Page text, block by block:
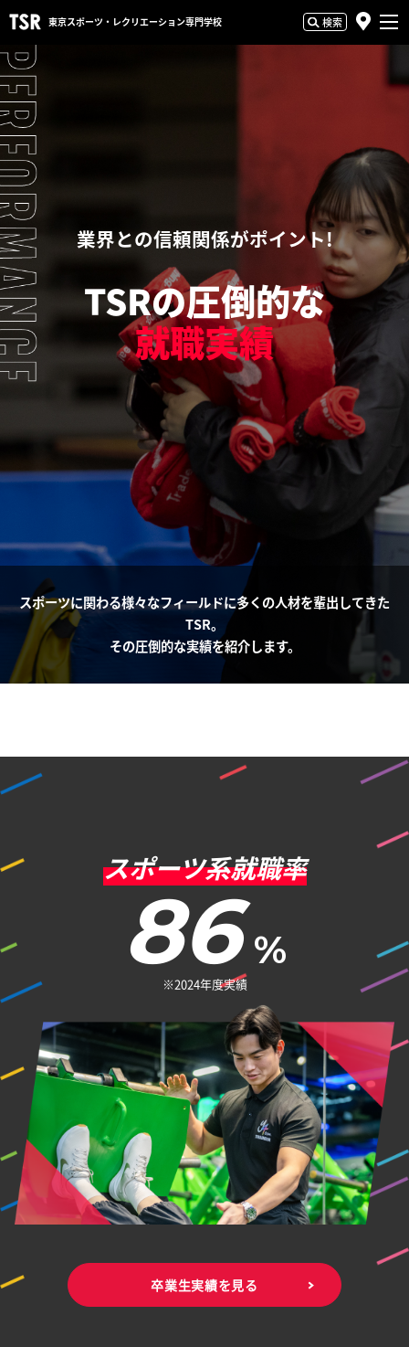
東京スポーツ・ レクリエーション専門学校 検索
業界との信頼関係がポイント!
TSRの圧倒的な
就職実績
スポーツに関わる様々なフィールドに多くの人材を輩出してきた
TSR。
その圧倒的な実績を紹介します。
スポーツ系就職率
86 %
※2024年度実績
卒業生実績を見る